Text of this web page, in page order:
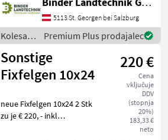
platišča Kolesa, platišča in
pnevmatike Druga kolesa,
platišča in pnevmat
5113 St. Georgen bei Salzburg
Kolesa,
platišča
in
pnevmatike
/
Premium Plus prodajalec
Sonstige
Fixfelgen 10x24
220 €
Cena
vključuje
DDV
(stopnja
20%)
183,33 €
neto
neue Fixfelgen 10x24 2 Stk
zu je € 220, - inkl